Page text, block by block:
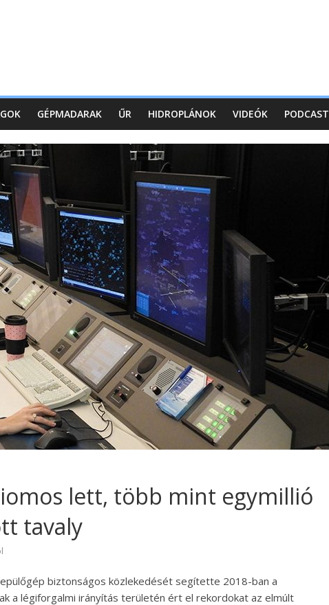
GÉPMADARAK ŰR HIDROPLÁNOK VIDEÓK PODCAST
lett, több mint egymillió
tavaly
biztonságos közlekedését segítette 2018-ban a
a légiforgalmi irányítás területén ért el rekordokat az elmúlt